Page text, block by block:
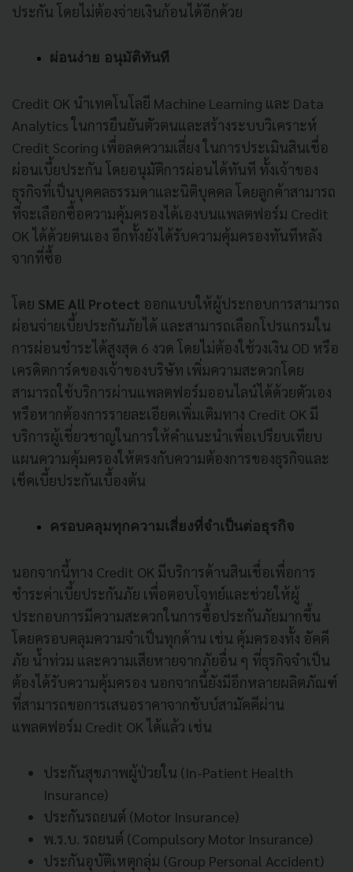
ประกัน โดยไม่ต้องจ่ายเงินก้อนได้อีกด้วย
ผ่อนง่าย อนุมัติทันที
Credit OK นำเทคโนโลยี Machine Learning และ Data
Analytics ในการยืนยันตัวตนและสร้างระบบวิเคราะห์
Credit Scoring เพื่อลดความเสี่ยง ในการประเมินสินเชื่อ
ผ่อนเบี้ยประกัน โดยอนุมัติการผ่อนได้ทันที ทั้งเจ้าของ
ธุรกิจที่เป็นบุคคลธรรมดาและนิติบุคคล โดยลูกค้าสามารถ
ที่จะเลือกซื้อความคุ้มครองได้เองบนแพลตฟอร์ม Credit
OK ได้ด้วยตนเอง อีกทั้งยังได้รับความคุ้มครองทันทีหลัง
จากที่ซื้อ
โดย SME All Protect ออกแบบให้ผู้ประกอบการสามารถ
ผ่อนจ่ายเบี้ยประกันภัยได้ และสามารถเลือกโปรแกรมใน
การผ่อนชำระได้สูงสุด 6 งวด โดยไม่ต้องใช้วงเงิน OD หรือ
เครดิตการ์ดของเจ้าของบริษัท เพิ่มความสะดวกโดย
สามารถใช้บริการผ่านแพลตฟอร์มออนไลน์ได้ด้วยตัวเอง
หรือหากต้องการรายละเอียดเพิ่มเติมทาง Credit OK มี
บริการผู้เชี่ยวชาญในการให้คำแนะนำเพื่อเปรียบเทียบ
แผนความคุ้มครองให้ตรงกับความต้องการของธุรกิจและ
เช็คเบี้ยประกันเบื้องต้น
ครอบคลุมทุกความเสี่ยงที่จำเป็นต่อธุรกิจ
นอกจากนี้ทาง Credit OK มีบริการด้านสินเชื่อเพื่อการ
ชำระค่าเบี้ยประกันภัย เพื่อตอบโจทย์และช่วยให้ผู้
ประกอบการมีความสะดวกในการซื้อประกันภัยมากขึ้น
โดยครอบคลุมความจำเป็นทุกด้าน เช่น คุ้มครองทั้ง อัคคี
ภัย น้ำท่วม และความเสียหายจากภัยอื่น ๆ ที่ธุรกิจจำเป็น
ต้องได้รับความคุ้มครอง นอกจากนี้ยังมีอีกหลายผลิตภัณฑ์
ที่สามารถขอการเสนอราคาจากชับบ์สามัคคีผ่าน
แพลตฟอร์ม Credit OK ได้แล้ว เช่น
ประกันสุขภาพผู้ป่วยใน (In-Patient Health
Insurance)
ประกันรถยนต์ (Motor Insurance)
พ.ร.บ. รถยนต์ (Compulsory Motor Insurance)
ประกันอุบัติเหตุกลุ่ม (Group Personal Accident)